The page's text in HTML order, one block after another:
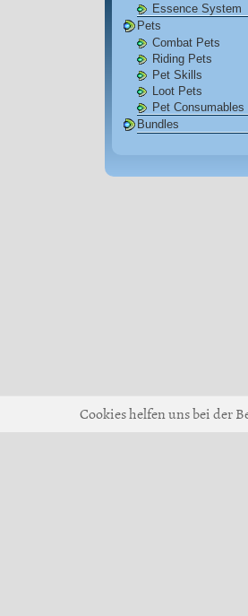
Essence System
Pets
Combat Pets
Riding Pets
Pet Skills
Loot Pets
Pet Consumables
Bundles
Cookies helfen uns bei der